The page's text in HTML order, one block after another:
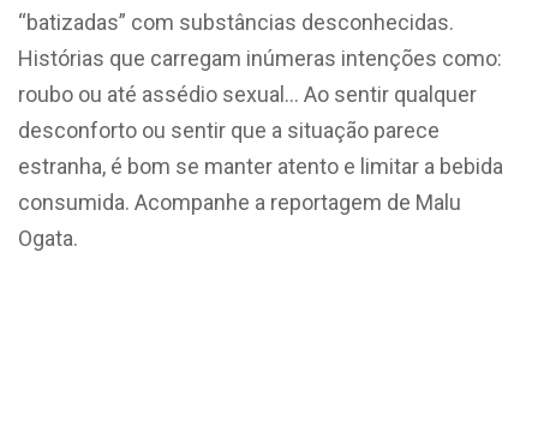
“batizadas” com substâncias desconhecidas.
Histórias que carregam inúmeras intenções como:
roubo ou até assédio sexual… Ao sentir qualquer
desconforto ou sentir que a situação parece
estranha, é bom se manter atento e limitar a bebida
consumida. Acompanhe a reportagem de Malu
Ogata.